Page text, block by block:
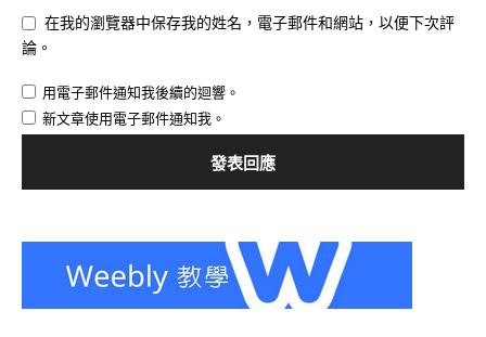
在我的瀏覽器中保存我的姓名，電子郵件和網站，以便下次評
論。
用電子郵件通知我後續的迴響。
新文章使用電子郵件通知我。